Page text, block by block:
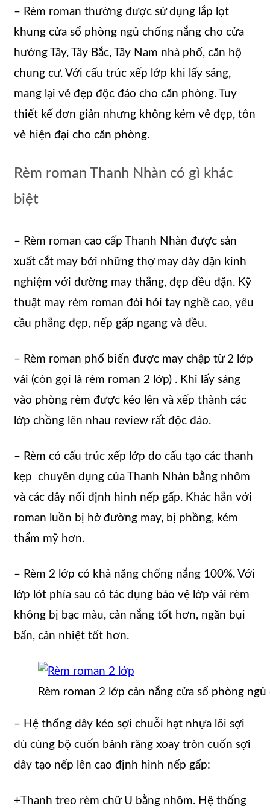
– Rèm roman thường được sử dụng lắp lọt
khung cửa sổ phòng ngủ chống nắng cho cửa
hướng Tây, Tây Bắc, Tây Nam nhà phố, căn hộ
chung cư. Với cấu trúc xếp lớp khi lấy sáng,
mang lại vẻ đẹp độc đáo cho căn phòng. Tuy
thiết kế đơn giản nhưng không kém vẻ đẹp, tôn
vẻ hiện đại cho căn phòng.
Rèm roman Thanh Nhàn có gì khác
biệt
– Rèm roman cao cấp Thanh Nhàn được sản
xuất cắt may bởi những thợ may dày dặn kinh
nghiệm với đường may thẳng, đẹp đều đặn. Kỹ
thuật may rèm roman đòi hỏi tay nghề cao, yêu
cầu phẳng đẹp, nếp gấp ngang và đều.
– Rèm roman phổ biến được may chập từ 2 lớp
vải (còn gọi là rèm roman 2 lớp) . Khi lấy sáng
vào phòng rèm được kéo lên và xếp thành các
lớp chồng lên nhau review rất độc đáo.
– Rèm có cấu trúc xếp lớp do cấu tạo các thanh
kẹp chuyên dụng của Thanh Nhàn bằng nhôm
và các dây nối định hình nếp gấp. Khác hẳn với
roman luồn bị hở đường may, bị phồng, kém
thẩm mỹ hơn.
– Rèm 2 lớp có khả năng chống nắng 100%. Với
lớp lót phía sau có tác dụng bảo vệ lớp vải rèm
không bị bạc màu, cản nắng tốt hơn, ngăn bụi
bẩn, cản nhiệt tốt hơn.
Rèm roman 2 lớp cản nắng cửa sổ phòng
– Hệ thống dây kéo sợi chuỗi hạt nhựa lõi sợi
dù cùng bộ cuốn bánh răng xoay tròn cuốn sợi
dây tạo nếp lên cao định hình nếp gấp:
+Thanh treo rèm chữ U bằng nhôm. Hệ thống